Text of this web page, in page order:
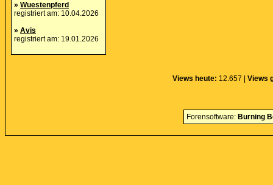
» Wuestenpferd
registriert am: 10.04.2026
» Avis
registriert am: 19.01.2026
Views heute: 12.657 | Views
Forensoftware: Burning